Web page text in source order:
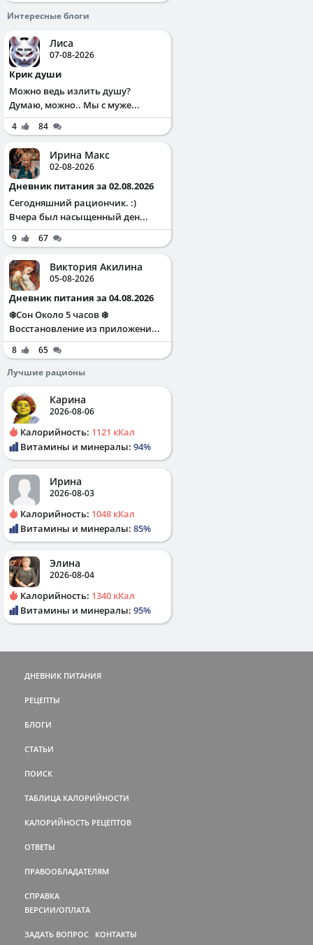
Интересные блоги
Лиса
07-08-2026
Крик души
Можно ведь излить душу?
Думаю, можно.. Мы с муже...
4 84
Ирина Макс
02-08-2026
Дневник питания за 02.08.2026
Сегодняшний рациончик. :)
Вчера был насыщенный ден...
9 67
Виктория Акилина
05-08-2026
Дневник питания за 04.08.2026
❄️Сон Около 5 часов ❄️
Восстановление из приложени...
8
65
Лучшие рационы
Карина
2026-08-06
Калорийность: 1121 кКал
Витамины и минералы: 94%
Ирина
2026-08-03
Калорийность: 1048 кКал
Витамины и минералы: 85%
Элина
2026-08-04
Калорийность: 1340 кКал
Витамины и минералы: 95%
ДНЕВНИК ПИТАНИЯ
РЕЦЕПТЫ
БЛОГИ
СТАТЬИ
ПОИСК
ТАБЛИЦА КАЛОРИЙНОСТИ
КАЛОРИЙНОСТЬ РЕЦЕПТОВ
ОТВЕТЫ
ПРАВООБЛАДАТЕЛЯМ
СПРАВКА
ВЕРСИИ/ОПЛАТА
ЗАДАТЬ ВОПРОС КОНТАКТЫ